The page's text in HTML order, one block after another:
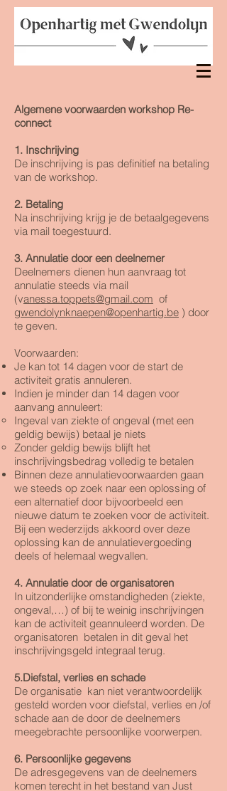
Algemene voorwaarden workshop Re-
connect
1. Inschrijving
De inschrijving is pas definitief na betaling
van de workshop.
2. Betaling
Na inschrijving krijg je de betaalgegevens
via mail toegestuurd.
3. Annulatie door een deelnemer
Deelnemers dienen hun aanvraag tot
annulatie steeds via mail
(vanessa.toppets@gmail.com of
gwendolynknaepen@openhartig.be ) door
te geven.
Voorwaarden:
Je kan tot 14 dagen voor de start de
activiteit gratis annuleren.
Indien je minder dan 14 dagen voor
aanvang annuleert:
Ingeval van ziekte of ongeval (met een
geldig bewijs) betaal je niets
Zonder geldig bewijs blijft het
inschrijvingsbedrag volledig te betalen
Binnen deze annulatievoorwaarden gaan
we steeds op zoek naar een oplossing of
een alternatief door bijvoorbeeld een
nieuwe datum te zoeken voor de activiteit.
Bij een wederzijds akkoord over deze
oplossing kan de annulatievergoeding
deels of helemaal wegvallen.
4. Annulatie door de organisatoren
In uitzonderlijke omstandigheden (ziekte,
ongeval,…) of bij te weinig inschrijvingen
kan de activiteit geannuleerd worden. De
organisatoren betalen in dit geval het
inschrijvingsgeld integraal terug.
5.Diefstal, verlies en schade
De organisatie kan niet verantwoordelijk
gesteld worden voor diefstal, verlies en /of
schade aan de door de deelnemers
meegebrachte persoonlijke voorwerpen.
6. Persoonlijke gegevens
De adresgegevens van de deelnemers
komen terecht in het bestand van Just